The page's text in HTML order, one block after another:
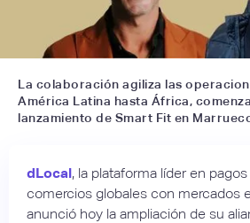
La colaboración agiliza las
América Latina hasta África,
lanzamiento de Smart Fit en
dLocal, la plataforma líder en
comercios globales con mercados
anunció hoy la ampliación de su